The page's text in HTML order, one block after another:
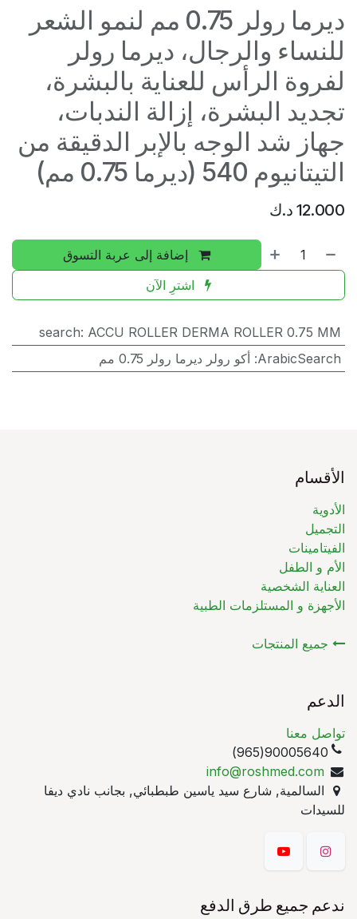
ديرما رولر 0.75 مم لنمو الشعر
للنساء والرجال، ديرما رولر
لفروة الرأس للعناية بالبشرة،
تجديد البشرة، إزالة الندبات،
جهاز شد الوجه بالإبر الدقيقة من
التيتانيوم 540 (ديرما 0.75 مم)
12.000 د.ك
إضافة إلى عربة التسوق
اشترِ الآن
search: ACCU ROLLER DERMA ROLLER 0.75 MM
ArabicSearch
: أكو رولر ديرما رولر 0.75 مم
الأقسام
الأدوية
التجميل
الفيتامينات
الأم و الطفل
العناية الشخصية
الأجهزة و المستلزمات الطبية
جميع المنتجات
الدعم
تواصل معنا
90005640(965)
info@roshmed.com
السالمية, شارع سيد ياسين طبطبائي, بجانب نادي ديفا
للسيدات
ندعم جميع طرق الدفع